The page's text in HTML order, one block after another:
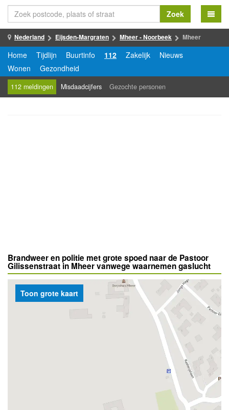
Zoek
Nederland Eijsden-Margraten Mheer - Noorbeek Mheer
Home Tijdlijn Buurtinfo 112 Zakelijk
Nieuws
Wonen
Gezondheid
112 meldingen Misdaadcijfers Gezochte personen
Brandweer en politie met grote spoed naar de Pastoor
Gilissenstraat in Mheer vanwege waarnemen gaslucht
Toon grote kaart